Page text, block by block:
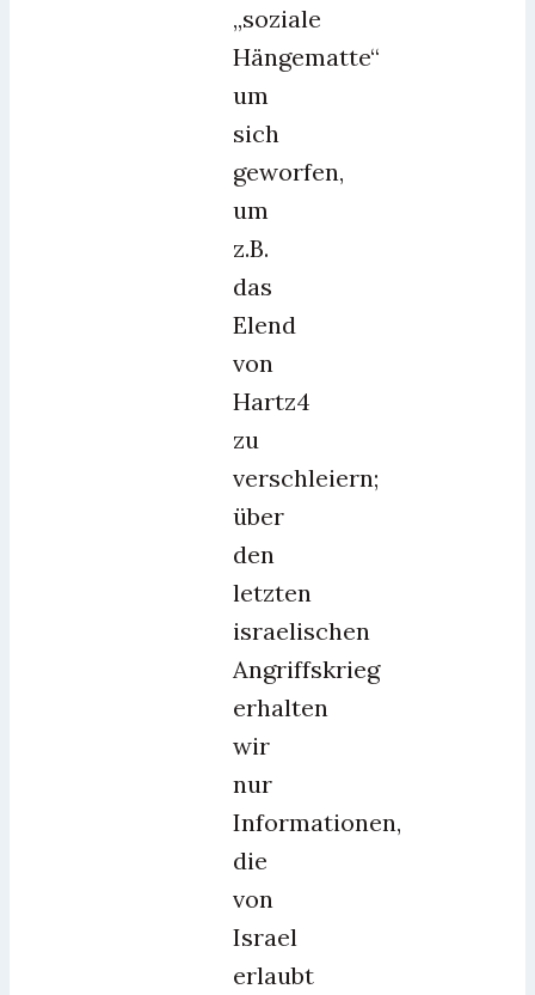
„soziale
Hängematte“
um
sich
geworfen,
um
z.B.
das
Elend
von
Hartz4
zu
verschleiern;
über
den
letzten
israelischen
Angriffskrieg
erhalten
wir
nur
Informationen,
die
von
Israel
erlaubt